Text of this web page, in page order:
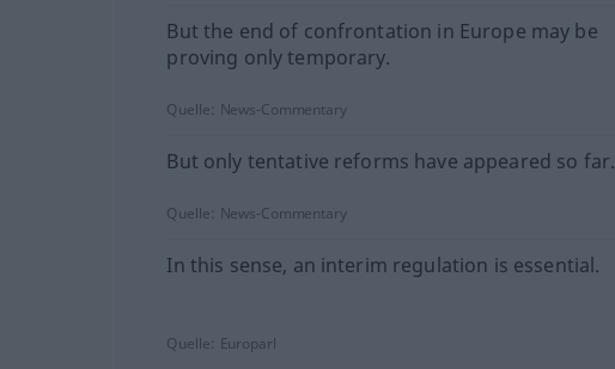
But the end of confrontation in Europe may be
proving only temporary.
Quelle: News-Commentary
But only tentative reforms have appeared so far.
Quelle: News-Commentary
In this sense, an interim regulation is essential.
Quelle: Europarl